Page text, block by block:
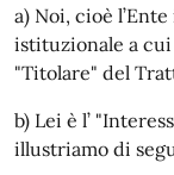
a) Noi, cioè
istituzionale a cui
"Titolare" del
b) Lei è l’
illustriamo di